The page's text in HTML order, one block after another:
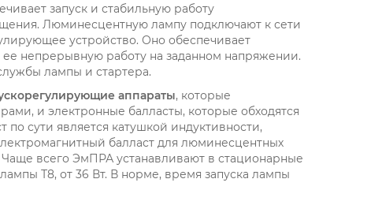
запуск и стабильную работу
Люминесцентную лампу подключают к сети
устройство. Оно обеспечивает
непрерывную работу на заданном напряжении.
лампы и стартера.
аппараты, которые
и электронные балласты, которые обходятся
по сути является катушкой индуктивности,
балласт для люминесцентных
всего ЭмПРА устанавливают в стационарные
Т8, от 36 Вт. В норме, время запуска лампы